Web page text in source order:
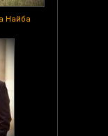
Найба